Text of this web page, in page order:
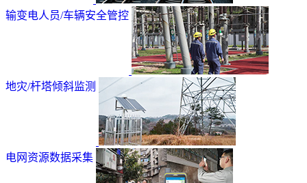
输变电人员/车辆安全管控
地灾/杆塔倾斜监测
电网资源数据采集